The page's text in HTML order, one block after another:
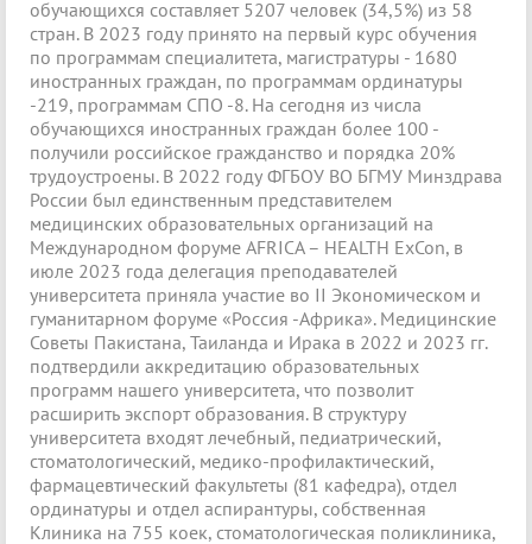
обучающихся составляет 5207 человек (34,5%) из 58
стран. В 2023 году принято на первый курс обучения
по программам специалитета, магистратуры - 1680
иностранных граждан, по программам ординатуры
-219, программам СПО -8. На сегодня из числа
обучающихся иностранных граждан более 100 -
получили российское гражданство и порядка 20%
трудоустроены. В 2022 году ФГБОУ ВО БГМУ Минздрава
России был единственным представителем
медицинских образовательных организаций на
Международном форуме AFRICA – HEALTH ExCon, в
июле 2023 года делегация преподавателей
университета приняла участие во II Экономическом и
гуманитарном форуме «Россия -Африка». Медицинские
Советы Пакистана, Таиланда и Ирака в 2022 и 2023 гг.
подтвердили аккредитацию образовательных
программ нашего университета, что позволит
расширить экспорт образования. В структуру
университета входят лечебный, педиатрический,
стоматологический, медико-профилактический,
фармацевтический факультеты (81 кафедра), отдел
ординатуры и отдел аспирантуры, собственная
Клиника на 755 коек, стоматологическая поликлиника,